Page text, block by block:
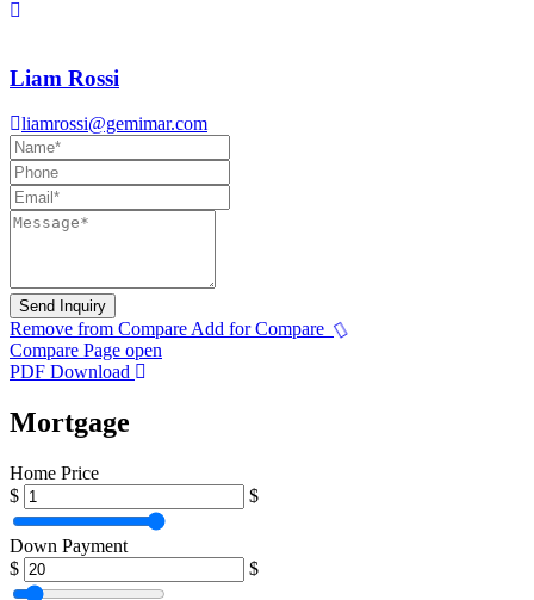
Liam Rossi
liamrossi@gemimar.com
Send Inquiry
Remove from Compare Add for Compare
Compare Page open
PDF Download
Mortgage
Home Price
$
$
Down Payment
$
$